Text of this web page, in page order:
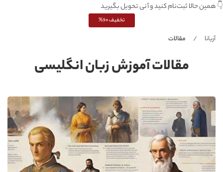
👇 همین حالا ثبت‌نام کنید و آنی تحویل بگیرید
تخفیف 60%
مقالات آموزش زبان انگلیسی
آریانا مقالات